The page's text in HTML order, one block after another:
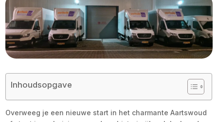
Inhoudsopgave
Overweeg je een nieuwe start in het charmante Aartswoud